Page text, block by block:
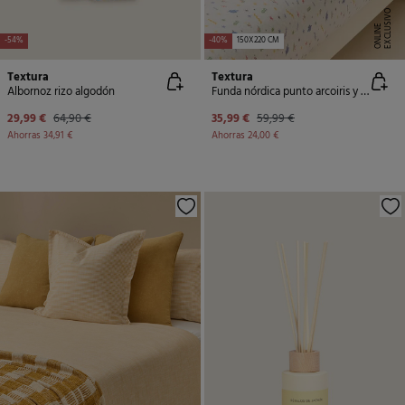
-54%
Textura
Albornoz rizo algodón
29,99 € 64,90 €
Ahorras 34,91 €
-40% 150X220 CM E
X
C
L
U
SI
V
O
O
N
LI
N
E
Textura
Funda nórdica punto arcoiris y estrellas
35,99 € 59,99 €
Ahorras 24,00 €